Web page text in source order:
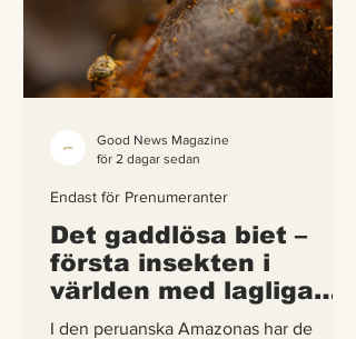
Det gaddlösa biet –
första insekten i
världen med lagliga
rättigheter
I den peruanska Amazonas har de
Endast för Prenumeranter
Good News Magazine
för 2 dagar sedan